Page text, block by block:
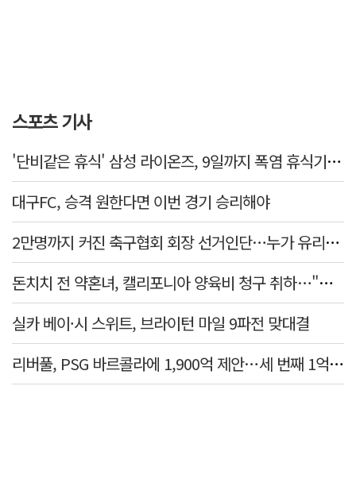
스포츠 기사
'단비같은 휴식' 삼성 라이온즈, 9일까지 폭염 휴식기에 재정비
대구FC, 승격 원한다면 이번 경기 승리해야
2만명까지 커진 축구협회 회장 선거인단…누가 유리할까
돈치치 전 약혼녀, 캘리포니아 양육비 청구 취하…"합의로 해결"
실카 베이·시 스위트, 브라이턴 마일 9파전 맞대결
리버풀, PSG 바르콜라에 1,900억 제안…세 번째 1억 파운드 영입 추진